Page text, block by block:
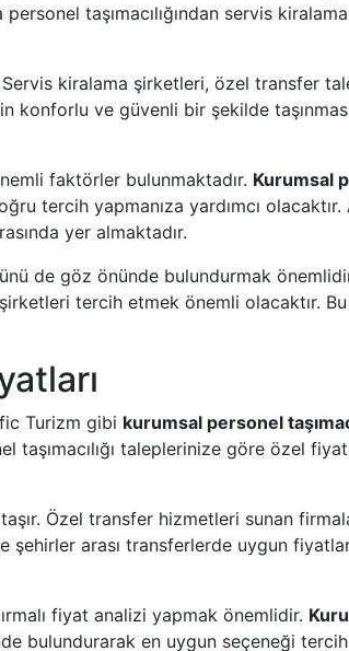
taşımacılığından servis
kiralama şirketleri, özel transfer
konforlu ve güvenli bir şekilde
faktörler bulunmaktadır. Kurumsal
tercih yapmanıza yardımcı olacaktır.
yer almaktadır.
de göz önünde bulundurmak
tercih etmek önemli olacaktır.
Turizm gibi kurumsal personel
taleplerinize göre özel
Özel transfer hizmetleri sunan
şehirler arası transferlerde uygun
fiyat analizi yapmak önemlidir.
bulundurarak en uygun seçeneği